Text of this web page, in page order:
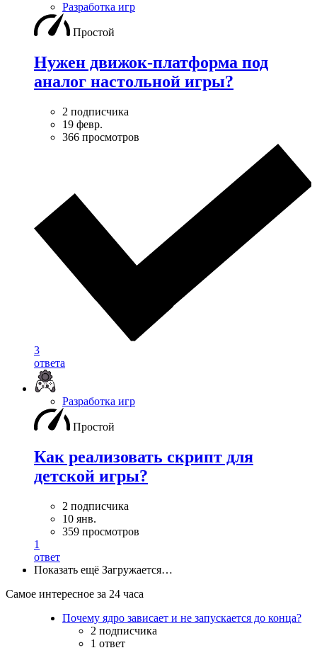
Разработка игр
Простой
Нужен движок-платформа под
аналог настольной игры?
2 подписчика
19 февр.
366 просмотров
3
ответа
Разработка игр
Простой
Как реализовать скрипт для
детской игры?
2 подписчика
10 янв.
359 просмотров
1
ответ
Показать ещё Загружается…
Самое интересное за 24 часа
Почему ядро зависает и не запускается до конца?
2 подписчика
1 ответ